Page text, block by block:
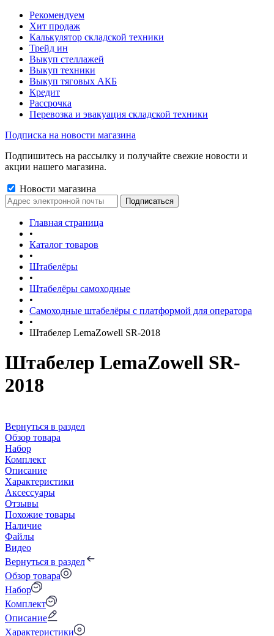
Рекомендуем
Хит продаж
Калькулятор складской техники
Трейд ин
Выкуп стеллажей
Выкуп техники
Выкуп тяговых АКБ
Кредит
Рассрочка
Перевозка и эвакуация складской техники
Подписка на новости магазина
Подпишитесь на рассылку и получайте свежие новости и
акции нашего магазина.
Новости магазина
Главная страница
•
Каталог товаров
•
Штабелёры
•
Штабелёры самоходные
•
Самоходные штабелёры с платформой для оператора
•
Штабелер LemaZowell SR-2018
Штабелер LemaZowell SR-
2018
Вернуться в раздел
Обзор товара
Набор
Комплект
Описание
Характеристики
Аксессуары
Отзывы
Похожие товары
Наличие
Файлы
Видео
Вернуться в раздел
Обзор товара
Набор
Комплект
Описание
Характеристики